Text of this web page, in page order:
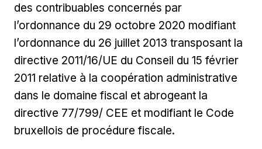
des contribuables concernés par
l’ordonnance du 29 octobre 2020 modifiant
l’ordonnance du 26 juillet 2013 transposant la
directive 2011/16/UE du Conseil du 15 février
2011 relative à la coopération administrative
dans le domaine fiscal et abrogeant la
directive 77/799/ CEE et modifiant le Code
bruxellois de procédure fiscale.